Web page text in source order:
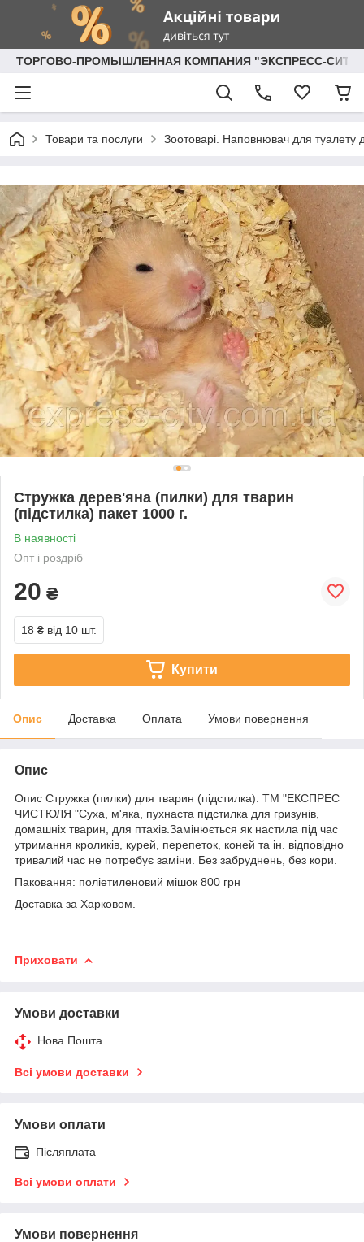
ТОРГОВО-ПРОМЫШЛЕННАЯ КОМПАНИЯ "ЭКСПРЕСС-СИТИ"
Товари та послуги Зоотоварі. Наповнювач для туалету
Стружка дерев'яна (пилки) для тварин
(підстилка) пакет 1000 г.
В наявності
Опт і роздріб
20 ₴
18 ₴ від 10 шт.
Купити
Опис Доставка Оплата Умови повернення
Опис
Опис Стружка (пилки) для тварин (підстилка). ТМ "ЕКСПРЕС
ЧИСТЮЛЯ "Суха, м'яка, пухнаста підстилка для гризунів,
домашніх тварин, для птахів.Замінюється як настила під час
утримання кроликів, курей, перепеток, коней та ін. відповідно
тривалий час не потребує заміни. Без забруднень, без кори.
Паковання: поліетиленовий мішок 800 грн
Доставка за Харковом.
Приховати
Умови доставки
Нова Пошта
Всі умови доставки
Умови оплати
Післяплата
Всі умови оплати
Умови повернення